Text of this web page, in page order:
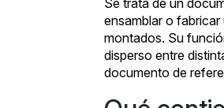
Se trata de un
ensamblar o
montados. Su
disperso entre
documento de